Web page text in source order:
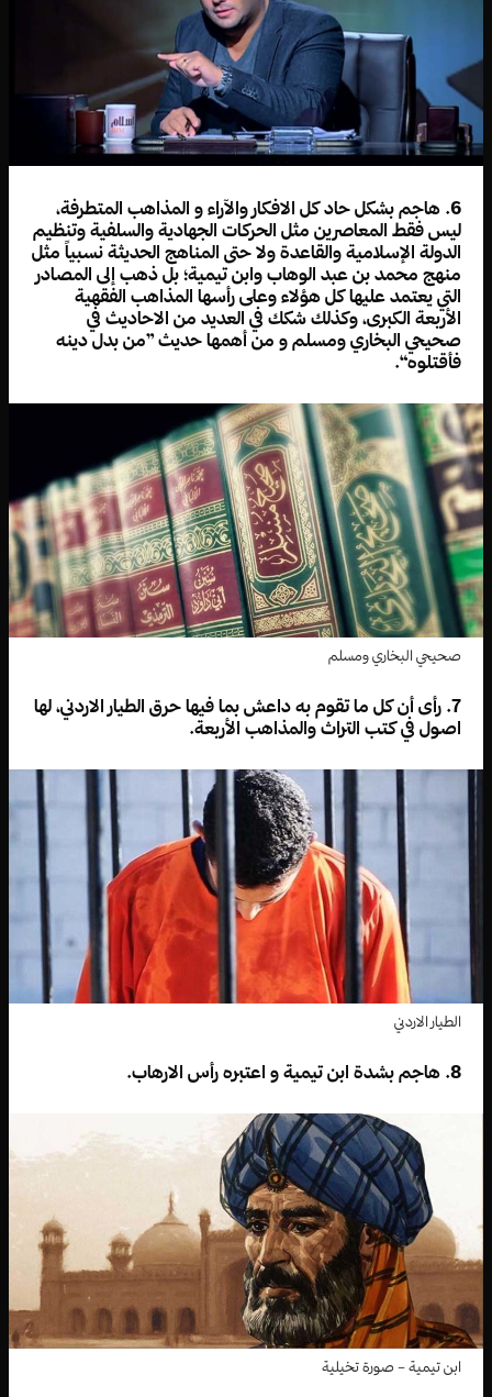
6. هاجم بشكل حاد كل الافكار والآراء و المذاهب المتطرفة،
ليس فقط المعاصرين مثل الحركات الجهادية والسلفية وتنظيم
الدولة الإسلامية والقاعدة ولا حتى المناهج الحديثة نسبياً مثل
منهج محمد بن عبد الوهاب وابن تيمية؛ بل ذهب إلى المصادر
التي يعتمد عليها كل هؤلاء وعلى رأسها المذاهب الفقهية
الأربعة الكبرى، وكذلك شكك في العديد من الاحاديث في
صحيحي البخاري ومسلم و من أهمها حديث ”من بدل دينه
فأقتلوه“.
صحيحي البخاري ومسلم
7. رأى أن كل ما تقوم به داعش بما فيها حرق الطيار الاردني، لها
اصول في كتب التراث والمذاهب الأربعة.
الطيار الاردني
8. هاجم بشدة ابن تيمية و اعتبره رأس الارهاب.
ابن تيمية – صورة تخيلية